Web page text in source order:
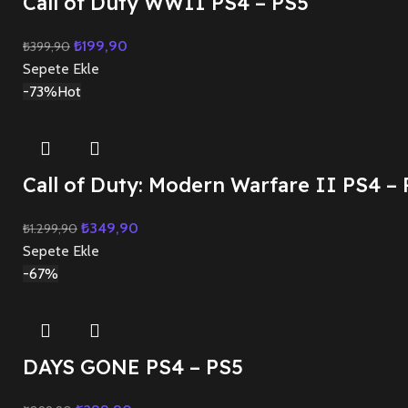
₺399,90 ₺199,90
Sepete Ekle
-73%Hot
Call of Duty: Modern Warfare II PS4 –
₺1.299,90 ₺349,90
Sepete Ekle
-67%
DAYS GONE PS4 – PS5